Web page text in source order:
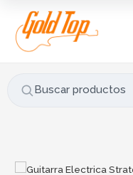
contenido
Buscar productos
u
s
r
Guitarra